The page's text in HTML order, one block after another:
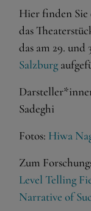
Hier finden Sie
das
das am 29.
Salzburg
Sadeghi
Fotos: Hiwa
Zum
Level Telling
Narrative of